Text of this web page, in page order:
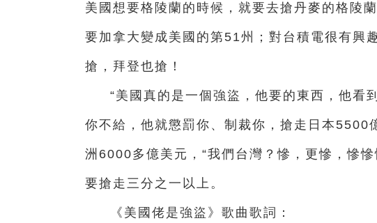
美國想要格陵蘭的時候，就要去搶丹麥的格陵
要加拿大變成美國的第51州；對台積電很有興
搶，拜登也搶！
“美國真的是一個強盜，他要的東西，他看
你不給，他就懲罰你、制裁你，搶走日本5500
洲6000多億美元，“我們台灣？慘，更慘，慘
要搶走三分之一以上。
《美國佬是強盜》 歌曲歌詞：